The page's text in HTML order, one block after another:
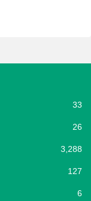
33
26
3,288
127
6